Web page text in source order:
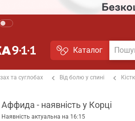
Каталог
та суглобах Від болю у спині
Аффида - наявність у Корці
Наявність актуальна на 16:15